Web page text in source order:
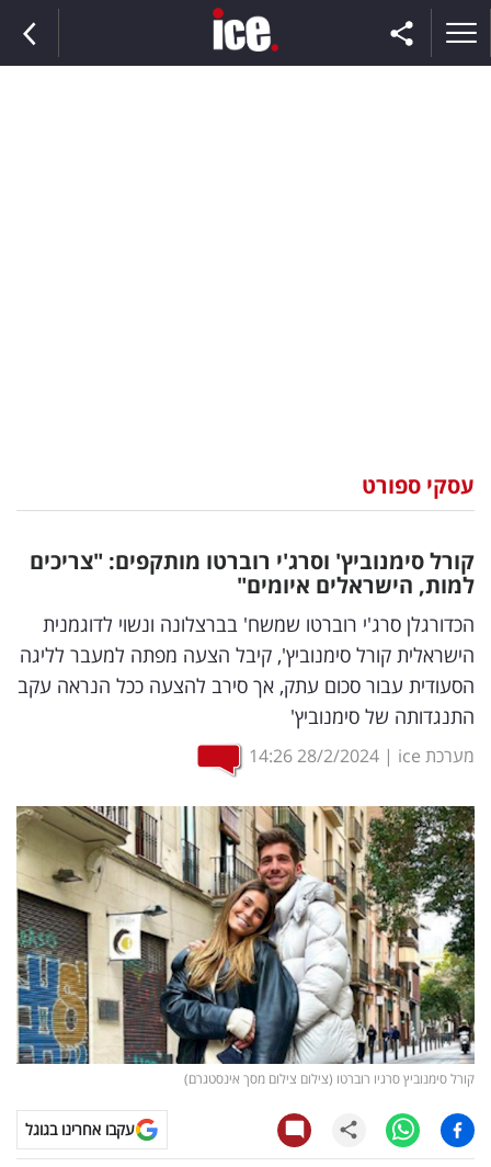
וצרכנות
דיגיטל
וטק
שיווק
ופרסום
משפט
מדדים
ומחקרים
דעות
רכילות
עסקית
קריפטו
ויראלי
טלוויזיה
עסקי ספורט
קורל סימנוביץ' וסרג'י רוברטו מותקפים: "צריכים
למות, הישראלים איומים"
הכדורגלן סרג'י רוברטו שמשח' בברצלונה ונשוי לדוגמנית
הישראלית קורל סימנוביץ', קיבל הצעה מפתה למעבר לליגה
הסעודית עבור סכום עתק, אך סירב להצעה ככל הנראה עקב
התנגדותה של סימנוביץ'
מערכת ice |
28/2/2024
14:26
קורל סימנוביץ סרגיו רוברטו (צילום צילום מסך אינסטגרם)
עקבו אחרינו בגוגל